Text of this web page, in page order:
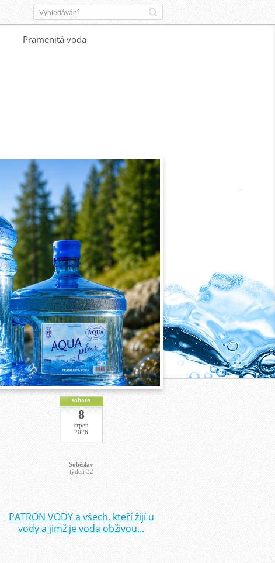
Pramenitá voda
sobota
8
srpen
2026
Soběslav
týden 32
PATRON VODY a všech, kteří žijí u
vody a jimž je voda obživou...